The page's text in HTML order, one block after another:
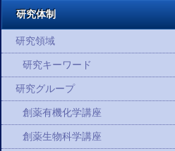
研究体制
研究領域
研究キーワード
研究グループ
創薬有機化学講座
創薬生物科学講座